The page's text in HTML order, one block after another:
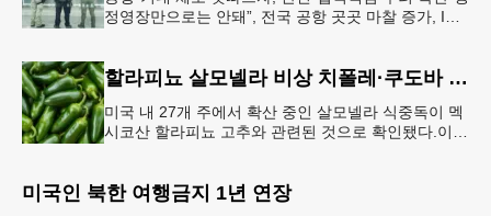
정영장만으로는 안돼”, 전국 공항 곳곳 마찰 증가, ICE
할라피뇨 살모넬라 비상 치폴레·쿠도바 긴급 회수
미국 내 27개 주에서 확산 중인 살모넬라 식중독이 멕
시코산 할라피뇨 고추와 관련된 것으로 확인됐다.이에
미국인 북한 여행금지 1년 연장